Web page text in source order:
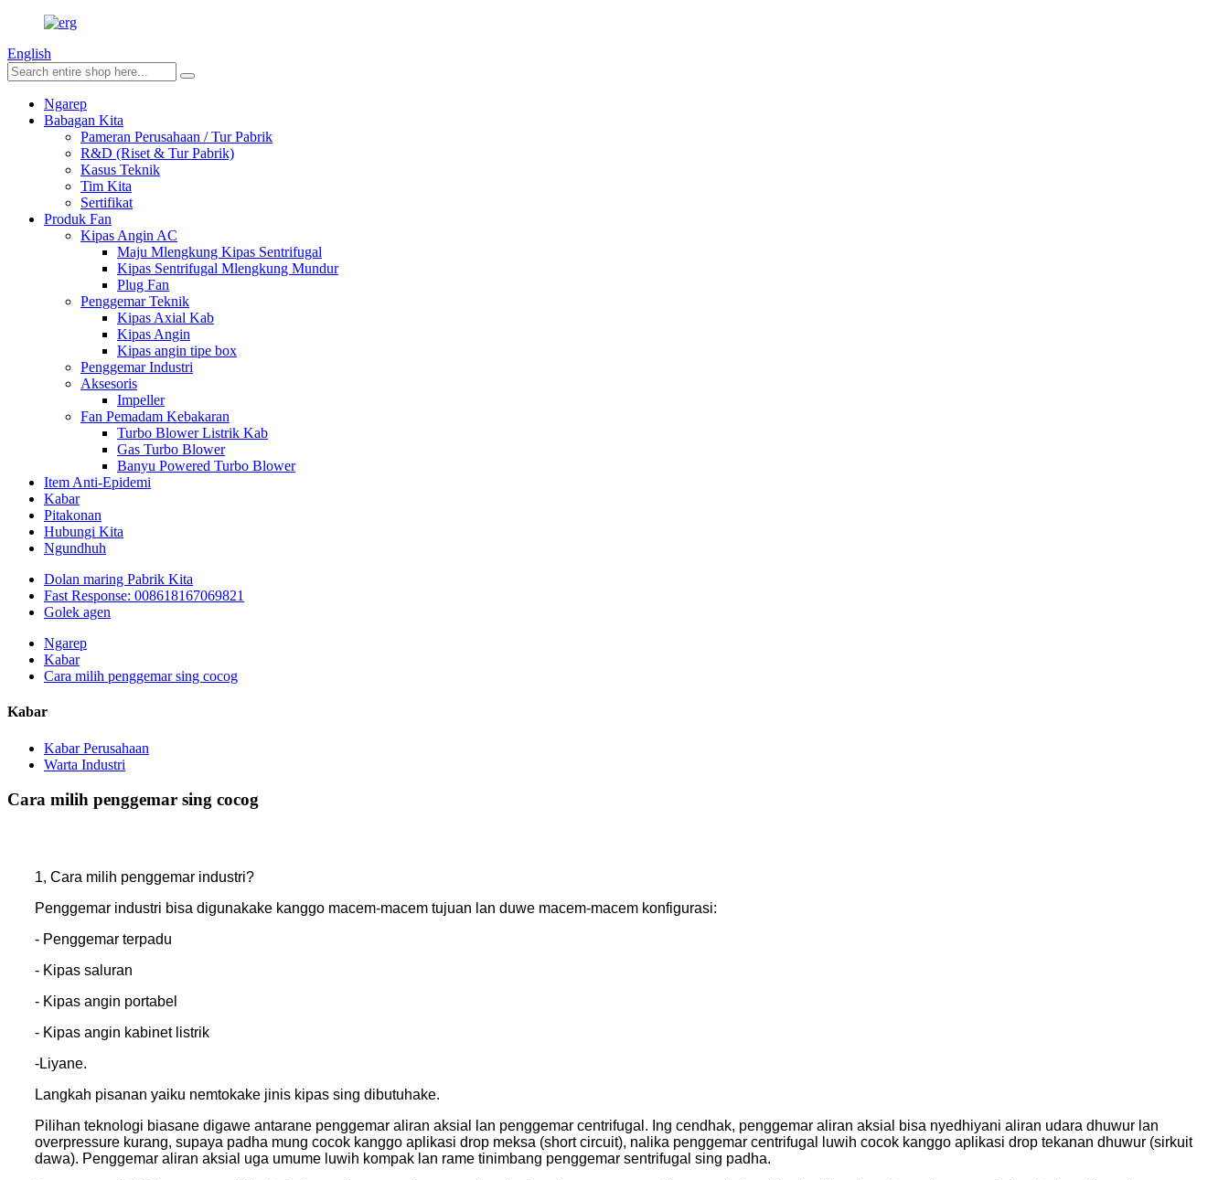
English
Ngarep
Babagan Kita
Pameran Perusahaan / Tur Pabrik
R&D (Riset & Tur Pabrik)
Kasus Teknik
Tim Kita
Sertifikat
Produk Fan
Kipas Angin AC
Maju Mlengkung Kipas Sentrifugal
Kipas Sentrifugal Mlengkung Mundur
Plug Fan
Penggemar Teknik
Kipas Axial Kab
Kipas Angin
Kipas angin tipe box
Penggemar Industri
Aksesoris
Impeller
Fan Pemadam Kebakaran
Turbo Blower Listrik Kab
Gas Turbo Blower
Banyu Powered Turbo Blower
Item Anti-Epidemi
Kabar
Pitakonan
Hubungi Kita
Ngundhuh
Dolan maring Pabrik Kita
Fast Response: 008618167069821
Golek agen
Ngarep
Kabar
Cara milih penggemar sing cocog
Kabar
Kabar Perusahaan
Warta Industri
Cara milih penggemar sing cocog
1, Cara milih penggemar industri?
Penggemar industri bisa digunakake kanggo macem-macem tujuan lan duwe macem-macem konfigurasi:
- Penggemar terpadu
- Kipas saluran
- Kipas angin portabel
- Kipas angin kabinet listrik
-Liyane.
Langkah pisanan yaiku nemtokake jinis kipas sing dibutuhake.
Pilihan teknologi biasane digawe antarane penggemar aliran aksial lan penggemar centrifugal. Ing cendhak, penggemar aliran aksial bisa nyedhiyani aliran udara dhuwur lan
overpressure kurang, supaya padha mung cocok kanggo aplikasi drop meksa (short circuit), nalika penggemar centrifugal luwih cocok kanggo aplikasi drop tekanan dhuwur (sirkuit
dawa). Penggemar aliran aksial uga umume luwih kompak lan rame tinimbang penggemar sentrifugal sing padha.